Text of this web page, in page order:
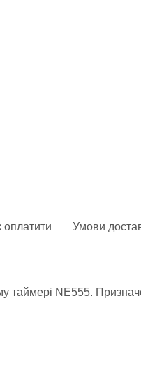
оплатити Умови
таймері NE555.